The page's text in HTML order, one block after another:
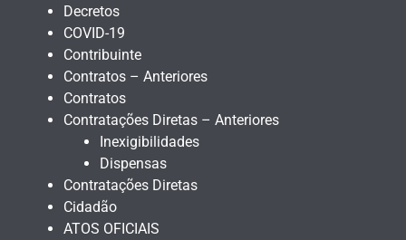
Decretos
COVID-19
Contribuinte
Contratos – Anteriores
Contratos
Contratações Diretas – Anteriores
Inexigibilidades
Dispensas
Contratações Diretas
Cidadão
ATOS OFICIAIS